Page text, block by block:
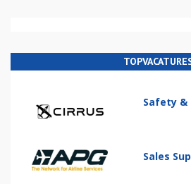
Safety &
Sales